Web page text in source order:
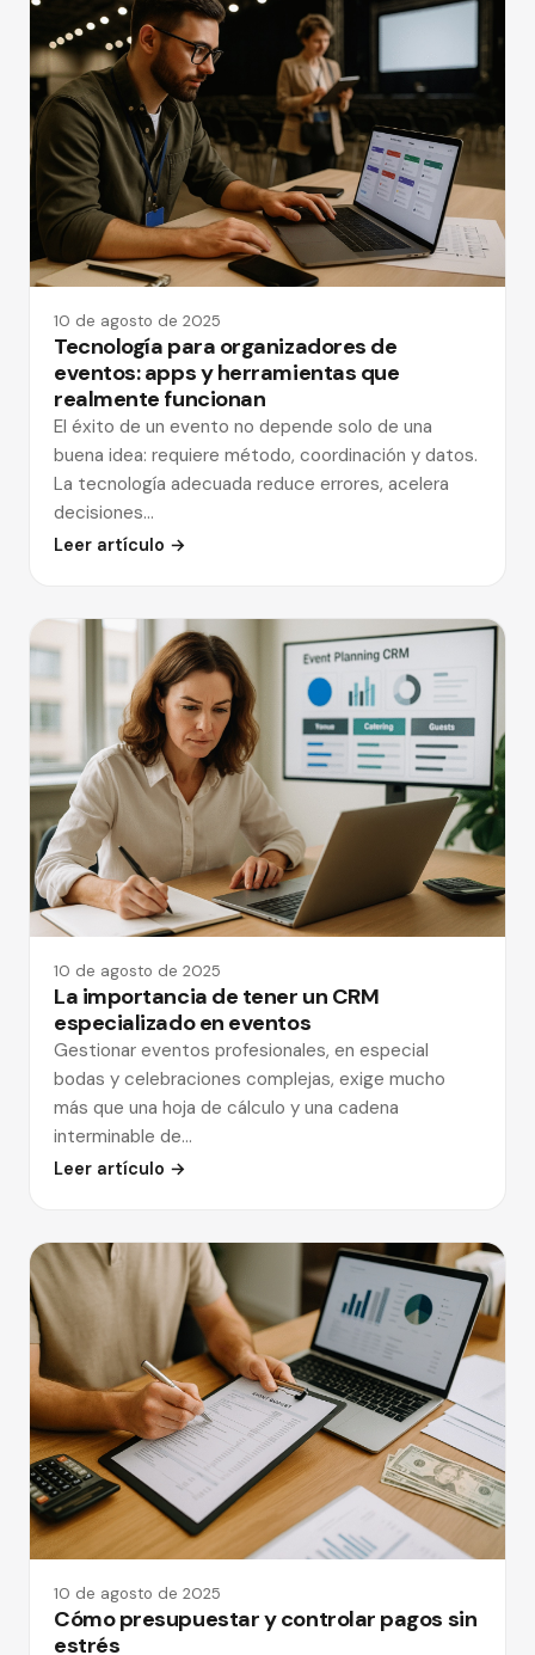
10 de agosto de 2025
Tecnología para organizadores de
eventos: apps y herramientas que
realmente funcionan
El éxito de un evento no depende solo de una
buena idea: requiere método, coordinación y datos.
La tecnología adecuada reduce errores, acelera
decisiones…
Leer artículo →
10 de agosto de 2025
La importancia de tener un CRM
especializado en eventos
Gestionar eventos profesionales, en especial
bodas y celebraciones complejas, exige mucho
más que una hoja de cálculo y una cadena
interminable de…
Leer artículo →
10 de agosto de 2025
Cómo presupuestar y controlar pagos sin
estrés